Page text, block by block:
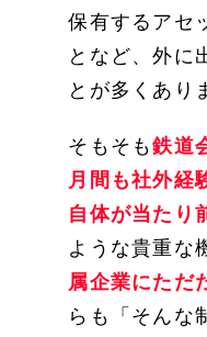
保有するアセ
となど、外に
とが多くあり
そもそも鉄道
月間も社外経
自体が当たり
ような貴重な
属企業にただ
らも「そんな